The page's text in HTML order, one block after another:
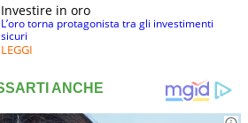
Investire in oro
L’oro torna protagonista tra gli investimenti
sicuri
LEGGI